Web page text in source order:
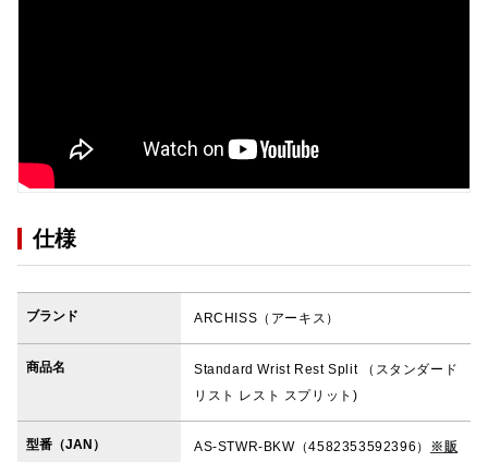
仕様
ブランド ARCHISS（アーキス）
商品名
Standard Wrist Rest Split （スタンダード
リスト レスト スプリット)
型番（JAN） AS-STWR-BKW（4582353592396） ※販